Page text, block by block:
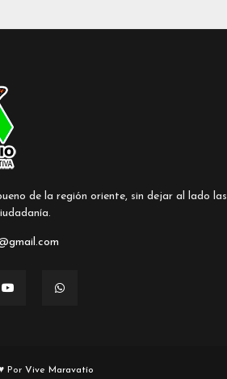
de la región oriente, sin dejar al lado las
Por Vive Maravatío